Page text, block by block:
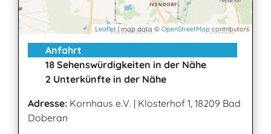
Leaflet| map data © OpenStreetMap contributors
Anfahrt
18 Sehenswürdigkeiten in der Nähe
2 Unterkünfte in der Nähe
Adresse: Kornhaus e.V. | Klosterhof 1, 18209 Bad
Doberan